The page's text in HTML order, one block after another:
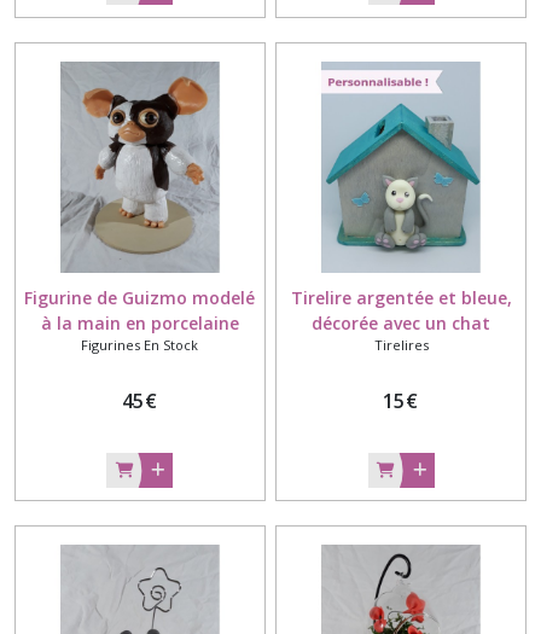
Figurine de Guizmo modelé
à la main en porcelaine
froide
Figurines En Stock
45€
Tirelire argentée et bleue,
décorée avec un chat
modelé à la main en
Tirelires
15€